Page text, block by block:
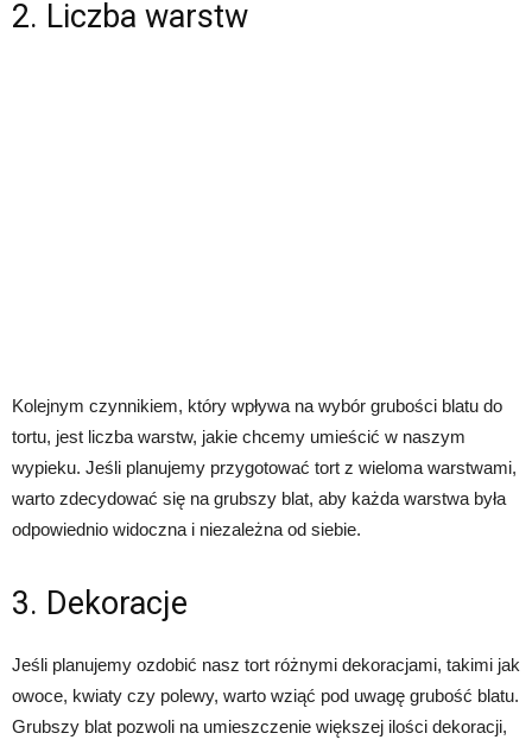
2. Liczba warstw
Kolejnym czynnikiem, który wpływa na wybór grubości blatu do
tortu, jest liczba warstw, jakie chcemy umieścić w naszym
wypieku. Jeśli planujemy przygotować tort z wieloma warstwami,
warto zdecydować się na grubszy blat, aby każda warstwa była
odpowiednio widoczna i niezależna od siebie.
3. Dekoracje
Jeśli planujemy ozdobić nasz tort różnymi dekoracjami, takimi jak
owoce, kwiaty czy polewy, warto wziąć pod uwagę grubość blatu.
Grubszy blat pozwoli na umieszczenie większej ilości dekoracji,